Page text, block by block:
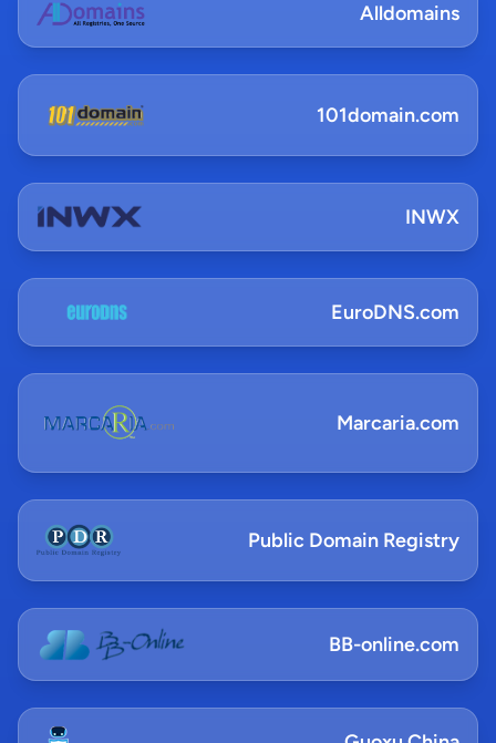
Alldomains
101domain.com
INWX
EuroDNS.com
Marcaria.com
Public Domain Registry
BB-online.com